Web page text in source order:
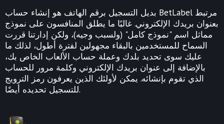
بديل التسجيل برقم الهاتف هو إنشاء حساب BetLabel مرتبط
بعنوان بريدك الإلكتروني. غالبًا ما يطلق المنافسون على نموذج
مماثل اسم "نموذج كامل" (ولسبب وجيه)، ولكن إدارتنا قررت
السماح للمستخدمين بالبقاء مجهولين لفترة أطول، لذلك ما
عليك سوى تحديد بلدك وعملة حساب الألعاب الخاص بك،
بالإضافة إلى عنوان بريدك الإلكتروني وكلمة مرور للحساب
الذي تقوم بإنشائه. يمكن لأولئك الذين يعرفون رمز الترويج
للتسجيل تحديده أيضًا.